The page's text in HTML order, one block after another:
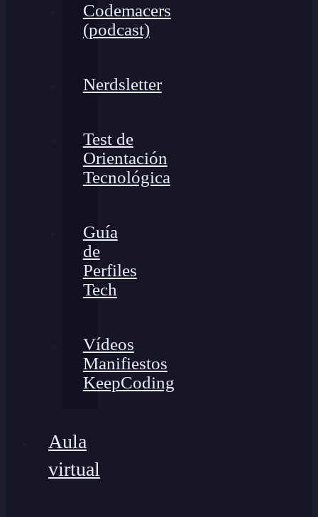
Codemacers
(podcast)
Nerdsletter
Test de
Orientación
Tecnológica
Guía
de
Perfiles
Tech
Vídeos
Manifiestos
KeepCoding
Aula
virtual